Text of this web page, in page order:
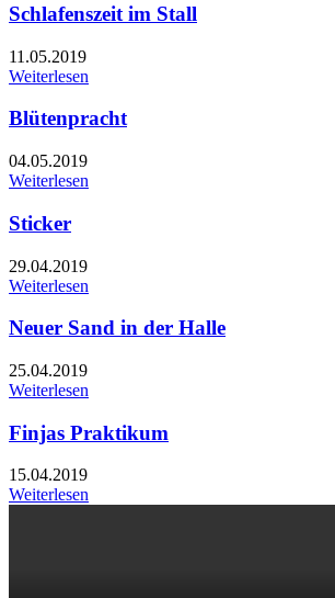
Schlafenszeit im Stall
11.05.2019
Weiterlesen
Blütenpracht
04.05.2019
Weiterlesen
Sticker
29.04.2019
Weiterlesen
Neuer Sand in der Halle
25.04.2019
Weiterlesen
Finjas Praktikum
15.04.2019
Weiterlesen